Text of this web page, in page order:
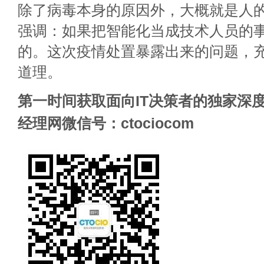
除了病毒本身的原因外，大概就是人
强调：如果把智能化当成技术人员的
的。这次疫情处置暴露出来的问题，
道理。
第一时间获取面向IT决策者的独家深
经理网微信号：ctociocom